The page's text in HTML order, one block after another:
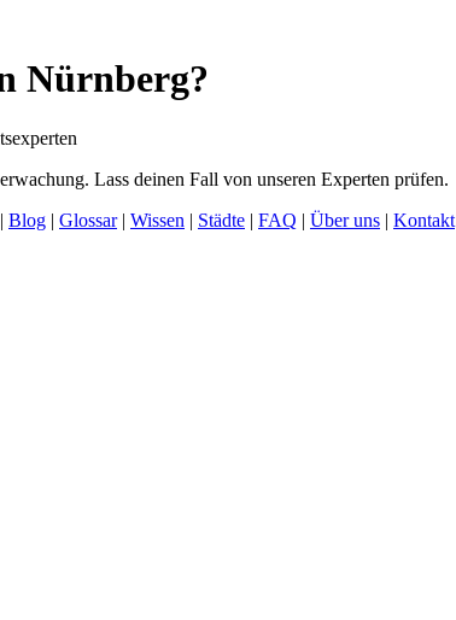
Nürnberg?
Lass deinen Fall von unseren Experten prüfen.
Blog | Glossar| Wissen | Städte | FAQ | Über uns | Kontakt